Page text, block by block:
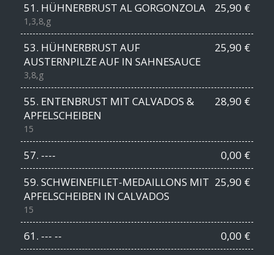
51. HÜHNERBRUST AL GORGONZOLA 25,90 €
1,3,8,g
53. HÜHNERBRUST AUF
AUSTERNPILZE AUF IN SAHNESAUCE
25,90 €
3,8,g
55. ENTENBRUST MIT CALVADOS &
APFELSCHEIBEN
28,90 €
15
57. ----
0,00 €
59. SCHWEINEFILET-MEDAILLONS MIT
APFELSCHEIBEN IN CALVADOS
25,90 €
15
61. --- --
0,00 €